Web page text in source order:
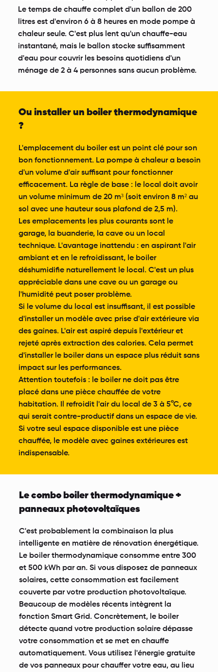
Le temps de chauffe complet d'un ballon de 200
litres est d'environ 6 à 8 heures en mode pompe à
chaleur seule. C'est plus lent qu'un chauffe-eau
instantané, mais le ballon stocke suffisamment
d'eau pour couvrir les besoins quotidiens d'un
ménage de 2 à 4 personnes sans aucun problème.
Ou installer un boiler thermodynamique
?
L'emplacement du boiler est un point clé pour son
bon fonctionnement. La pompe à chaleur a besoin
d'un volume d'air suffisant pour fonctionner
efficacement. La règle de base : le local doit avoir
un volume minimum de 20 m³ (soit environ 8 m² au
sol avec une hauteur sous plafond de 2,5 m).
Les emplacements les plus courants sont le
garage, la buanderie, la cave ou un local
technique. L'avantage inattendu : en aspirant l'air
ambiant et en le refroidissant, le boiler
déshumidifie naturellement le local. C'est un plus
appréciable dans une cave ou un garage ou
l'humidité peut poser problème.
Si le volume du local est insuffisant, il est possible
d'installer un modèle avec prise d'air extérieure via
des gaines. L'air est aspiré depuis l'extérieur et
rejeté après extraction des calories. Cela permet
d'installer le boiler dans un espace plus réduit sans
impact sur les performances.
Attention toutefois : le boiler ne doit pas être
placé dans une pièce chauffée de votre
habitation. Il refroidit l'air du local de 3 à 5°C, ce
qui serait contre-productif dans un espace de vie.
Si votre seul espace disponible est une pièce
chauffée, le modèle avec gaines extérieures est
indispensable.
Le combo boiler thermodynamique +
panneaux photovoltaïques
C'est probablement la combinaison la plus
intelligente en matière de rénovation énergétique.
Le boiler thermodynamique consomme entre 300
et 500 kWh par an. Si vous disposez de panneaux
solaires, cette consommation est facilement
couverte par votre production photovoltaïque.
Beaucoup de modèles récents intègrent la
fonction Smart Grid. Concrètement, le boiler
détecte quand votre production solaire dépasse
votre consommation et se met en chauffe
automatiquement. Vous utilisez l'énergie gratuite
de vos panneaux pour chauffer votre eau, au lieu